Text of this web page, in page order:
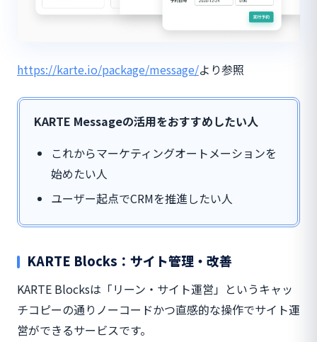
https://karte.io/package/message/より参照
KARTE Messageの活用をおすすめしたい人
これからマーケティングオートメーションを
始めたい人
ユーザー起点でCRMを推進したい人
KARTE Blocks：サイト管理・改善
KARTE Blocksは「リーン・サイト運営」というキャッ
チコピーの通りノーコードかつ直感的な操作でサイト運
営ができるサービスです。